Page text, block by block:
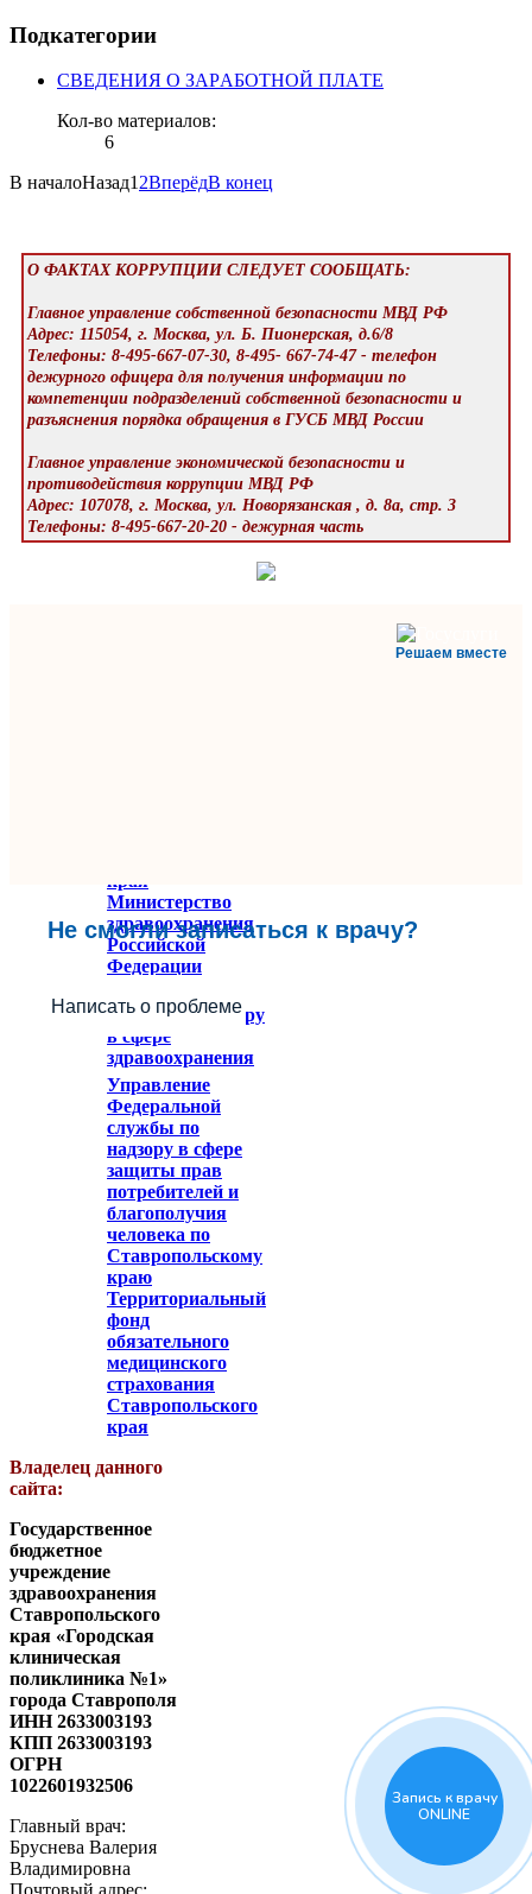
Подкатегории
СВEДЕНИЯ О ЗАРAБОТНОЙ ПЛAТЕ
Кол-во материалов:
6
В началоНазад12ВперёдВ конец
О ФАКТАХ КОРРУПЦИИ СЛЕДУЕТ СООБЩАТЬ:
Главное управление собственной безопасности МВД РФ
Адрес: 115054, г. Москва, ул. Б. Пионерская, д.6/8
Телефоны: 8-495-667-07-30, 8-495- 667-74-47 - телефон
дежурного офицера для получения информации по
компетенции подразделений собственной безопасности и
разъяснения порядка обращения в ГУСБ МВД России
Главное управление экономической безопасности и
противодействия коррупции МВД РФ
Адрес: 107078, г. Москва, ул. Новорязанская , д. 8а, стр. 3
Телефоны: 8-495-667-20-20 - дежурная часть
Решаем вместе
Не смогли записаться к врачу?
Написать о проблеме
края
Министерство
здравоохранения
Российской
Федерации
Федеральное
служба по надзору
в сфере
здравоохранения
Управление
Федеральной
службы по
надзору в сфере
защиты прав
потребителей и
благополучия
человека по
Ставропольскому
краю
Территориальный
фонд
обязательного
медицинского
страхования
Ставропольского
края
Владелец данного
сайта:
Государственное
бюджетное
учреждение
здравоохранения
Ставропольского
края «Городская
клиническая
поликлиника №1»
города Ставрополя
ИНН 2633003193
КПП 2633003193
ОГРН
1022601932506
Главный врач:
Бруснева Валерия
Владимировна
Запись к врачу
ONLINE